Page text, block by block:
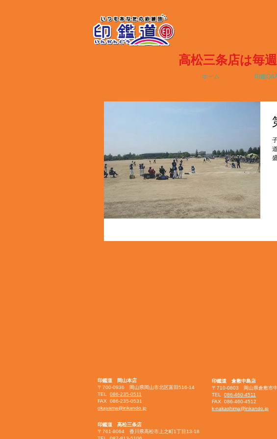
高松三条店は毎
ホーム 印鑑
印鑑道 岡山本店
〒700-0936 岡山県岡山市北区富田516-14
TEL 086-235-0511
FAX 086-235-0531
okayama@inkando.jp
印鑑道 倉敷中島店
〒710-0803 岡山県倉敷市
TEL 086-460-4511
FAX 086-460-4512
k-nakashima@inkando.jp
印鑑道 高松三条店
〒761-8064 香川県高松市上之町1丁目13-18